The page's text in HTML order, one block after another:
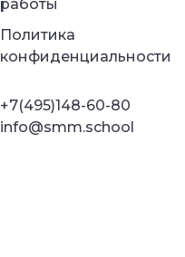
работы
Политика
конфиденциальности
+7(495)148-60-80
info@smm.school